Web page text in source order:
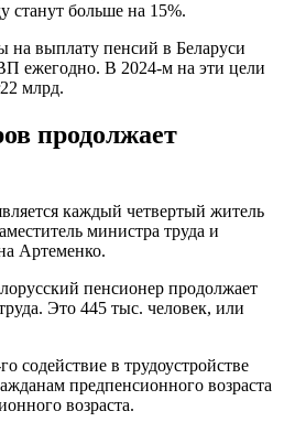
станут больше на 15%.
на выплату пенсий в Беларуси
ежегодно. В 2024-м на эти цели
млрд.
продолжает
каждый четвертый житель
министра труда и
Артеменко.
пенсионер продолжает
Это 445 тыс. человек, или
содействие в трудоустройстве
предпенсионного возраста
возраста.